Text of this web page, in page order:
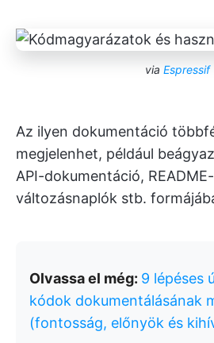
via Espressif
Az ilyen dokumentáció
megjelenhet, például
API-dokumentáció,
változásnaplók stb.
Olvassa el még: 9 lépéses
kódok dokumentálásának
(fontosság, előnyök és